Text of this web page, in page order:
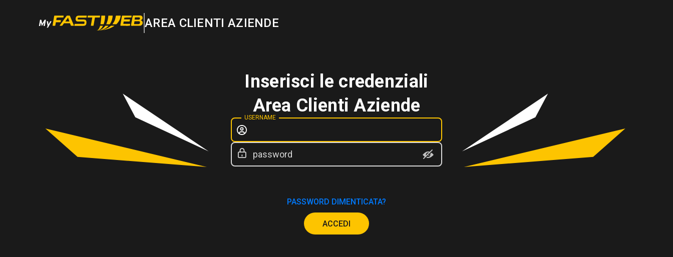
AREA CLIENTI AZIENDE
Inserisci le credenziali
Area Clienti Aziende
USERNAME
password
PASSWORD DIMENTICATA?
ACCEDI